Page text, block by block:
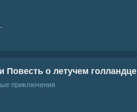
Повесть о летучем голландце
приключения